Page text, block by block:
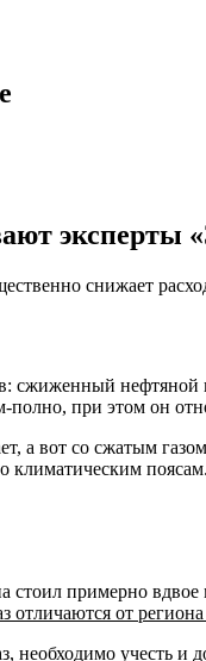
эксперты
снижает
сжиженный
полно, при этом он
а вот cо сжатым
климатическим поясам.
примерно
отличаются от
необходимо учесть